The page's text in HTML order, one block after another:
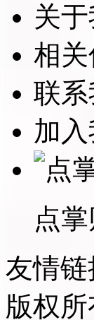
关
相
联系
加
点
友情链
版权所